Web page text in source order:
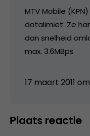
MTV Mobile
datalimiet. Ze
dan snelheid
max. 3.6MBps
17 maart 2011
Plaats reactie